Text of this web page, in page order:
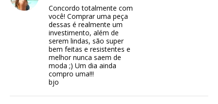
Concordo totalmente com
você! Comprar uma peça
dessas é realmente um
investimento, além de
serem lindas, são super
bem feitas e resistentes e
melhor nunca saem de
moda ;) Um dia ainda
compro uma!!!
bjo